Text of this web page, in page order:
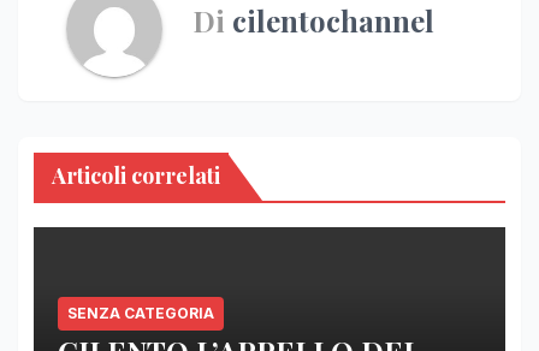
Di cilentochannel
Articoli correlati
SENZA CATEGORIA